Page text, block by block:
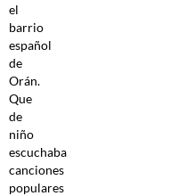
el
barrio
español
de
Orán.
Que
de
niño
escuchaba
canciones
populares